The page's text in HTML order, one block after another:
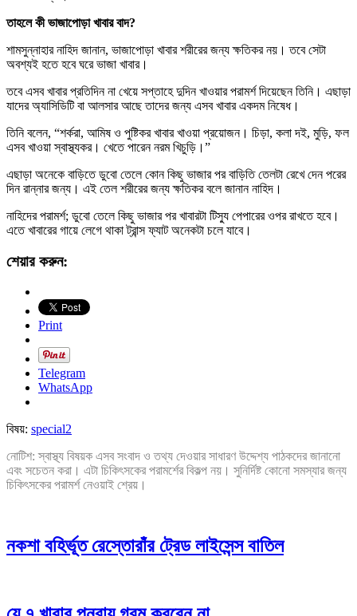
তাহলে কী ভাজাপোড়া খাবার বাদ?
শামসুন্নাহার নাহিদ জানান, ভাজাপোড়া খাবার শরীরের জন্য ক্ষতিকর নয়। তবে সেটা
অবশ্যই হতে হবে ঘরে ভাজা খাবার।
তবে এসব খাবার প্রতিদিন না খেয়ে সপ্তাহে দুদিন খাওয়ার পরামর্শ দিয়েছেন তিনি। এছাড়া
যাদের অ্যাসিডিটি বা আলসার আছে তাদের জন্য এসব খাবার একদম নিষেধ।
তিনি বলেন, “শর্করা, আমিষ ও পুষ্টিকর খাবার খাওয়া প্রয়োজন। চিড়া, কলা দই, মুড়ি, ফল
এসব খাওয়া স্বাস্থ্যকর। খেতে পারেন নরম খিচুড়ি।”
এছাড়া অনেকে বাড়িতে ডুবো তেলে কোন কিছু ভাজার পর বাড়িতি তেলটা রেখে দেন পরের
দিন রান্নার জন্য। এই তেল শরীরের জন্য ক্ষতিকর বলে জানান নাহিদ।
নাহিদের পরামর্শ; ডুবো তেলে কিছু ভাজার পর খাবারটা টিস্যু পেপারের ওপর রাখতে হবে।
এতে খাবারের গায়ে লেগে থাকা ট্রান্স ফ্যাট অনেকটা চলে যাবে।
শেয়ার করুন:
Print
Telegram
WhatsApp
বিষয়: special2
নোটিশ: স্বাস্থ্য বিষয়ক এসব সংবাদ ও তথ্য দেওয়ার সাধারণ উদ্দেশ্য পাঠকদের জানানো
এবং সচেতন করা। এটা চিকিৎসকের পরামর্শের বিকল্প নয়। সুনির্দিষ্ট কোনো সমস্যার জন্য
চিকিৎসকের পরামর্শ নেওয়াই শ্রেয়।
নকশা বহির্ভূত রেস্তোরাঁর ট্রেড লাইসেন্স বাতিল